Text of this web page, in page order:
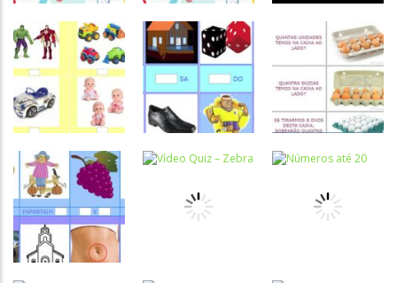
Atividades
Português e
Matemática
Jogo dos
coletivos I
Atividades
Português e
Matemática
Jogo dos
antônimos I
Atividades
Português e
Matemática
Vídeo Quiz –
Vaca
Atividades
Português e
Matemática
Contagem de
brinquedos
Atividades
Matemática
Complete a
sílaba inicial
Português e
Matemática
Duzia e meia